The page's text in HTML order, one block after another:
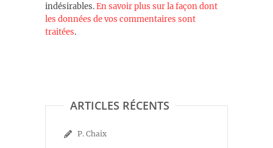
indésirables.En savoir plus sur la façon dont
les données de vos commentaires sont
traitées.
ARTICLES RÉCENTS
P. Chaix